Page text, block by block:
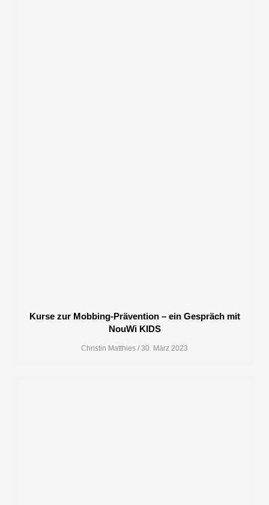
Kurse zur Mobbing-Prävention – ein Gespräch mit
NouWi KIDS
Christin Matthies 30. März 2023